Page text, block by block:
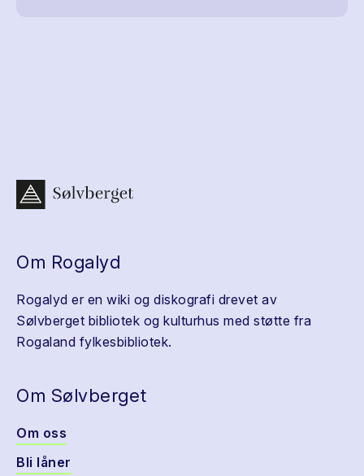
Om Rogalyd
Rogalyd er en wiki og diskografi drevet av
Sølvberget bibliotek og kulturhus med støtte fra
Rogaland fylkesbibliotek.
Om Sølvberget
Om oss
Bli låner